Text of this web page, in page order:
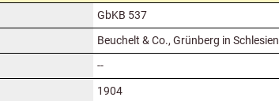
GbKB 537
Beuchelt & Co., Grünberg in Schlesien
--
1904